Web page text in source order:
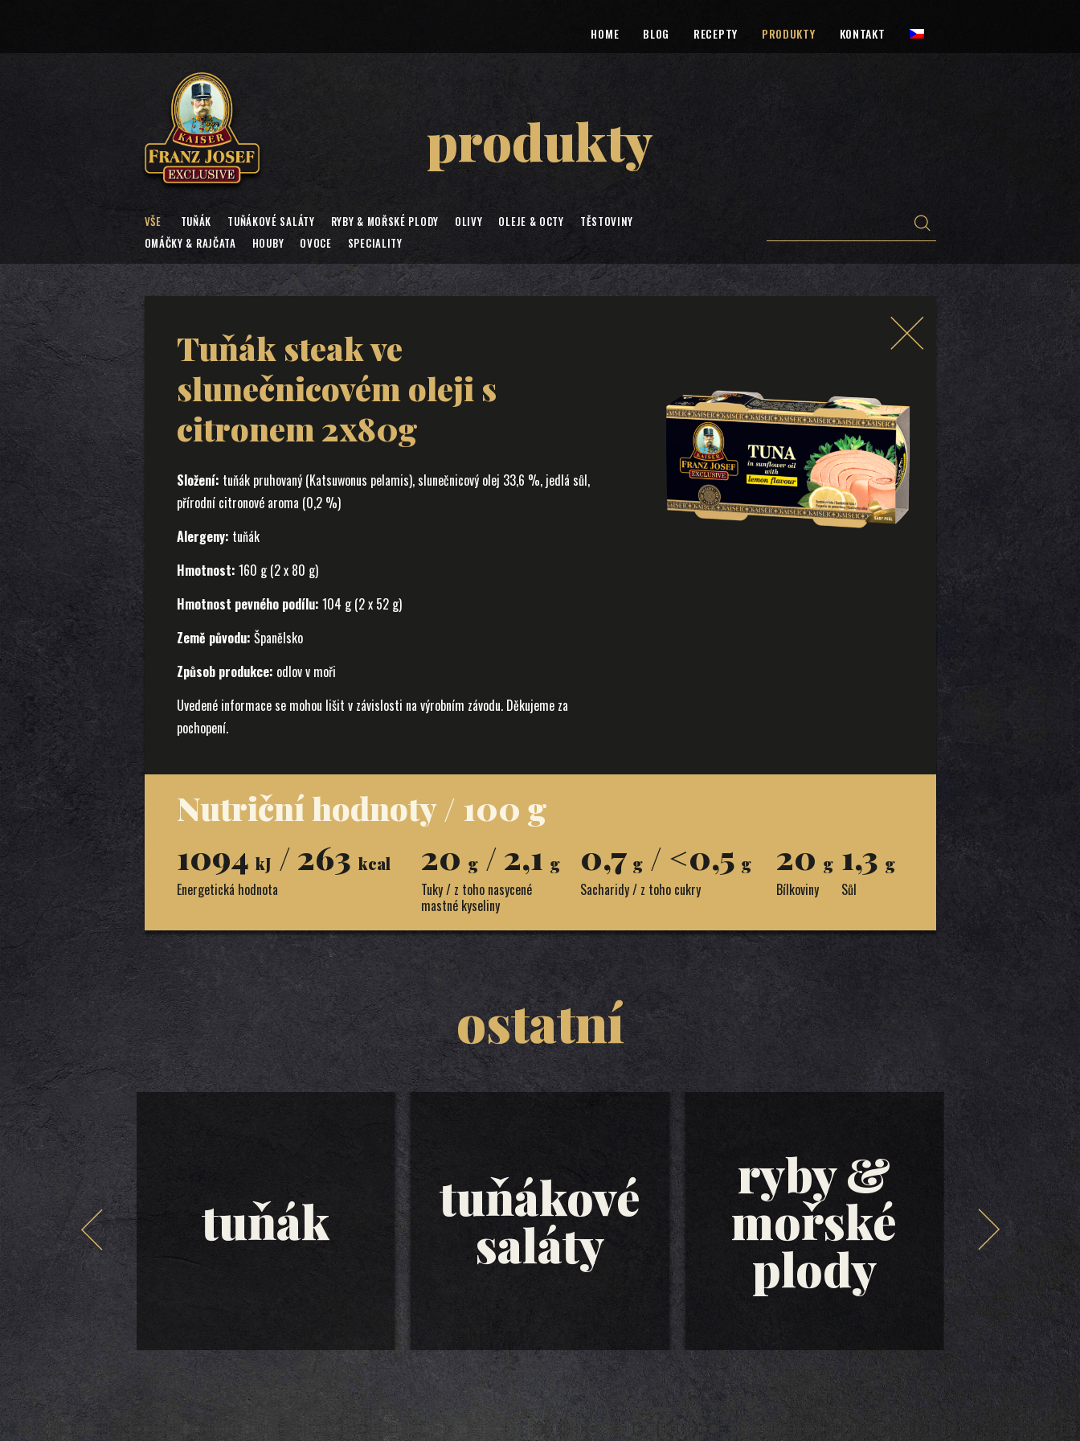
HOME BLOG RECEPTY PRODUKTY KONTAKT
produkty
VŠE TUŇÁK TUŇÁKOVÉ SALÁTY RYBY & MOŘSKÉ PLODY OLIVY OLEJE & OCTY
TĚSTOVINY
OMÁČKY & RAJČATA
HOUBY OVOCE SPECIALITY
Tuňák steak ve
slunečnicovém oleji s
citronem 2x80g
Složení: tuňák pruhovaný (Katsuwonus pelamis), slunečnicový olej 33,6 %, jedlá sůl,
přírodní citronové aroma (0,2 %)
Alergeny: tuňák
Hmotnost: 160 g (2 x 80 g)
Hmotnost pevného podílu: 104 g (2 x 52 g)
Země původu: Španělsko
Způsob produkce: odlov v moři
Uvedené informace se mohou lišit v závislosti na výrobním závodu. Děkujeme za
pochopení.
Nutriční hodnoty / 100 g
1094 kJ / 263 kcal
Energetická hodnota
20 g/ 2,1 g
Tuky / z toho nasycené
mastné kyseliny
0,7 g/ <0,5 g
Sacharidy / z toho cukry
20 g
Bílkoviny
1,3 g
Sůl
ostatní
tuňák tuňákové
saláty
ryby &
mořské
plody